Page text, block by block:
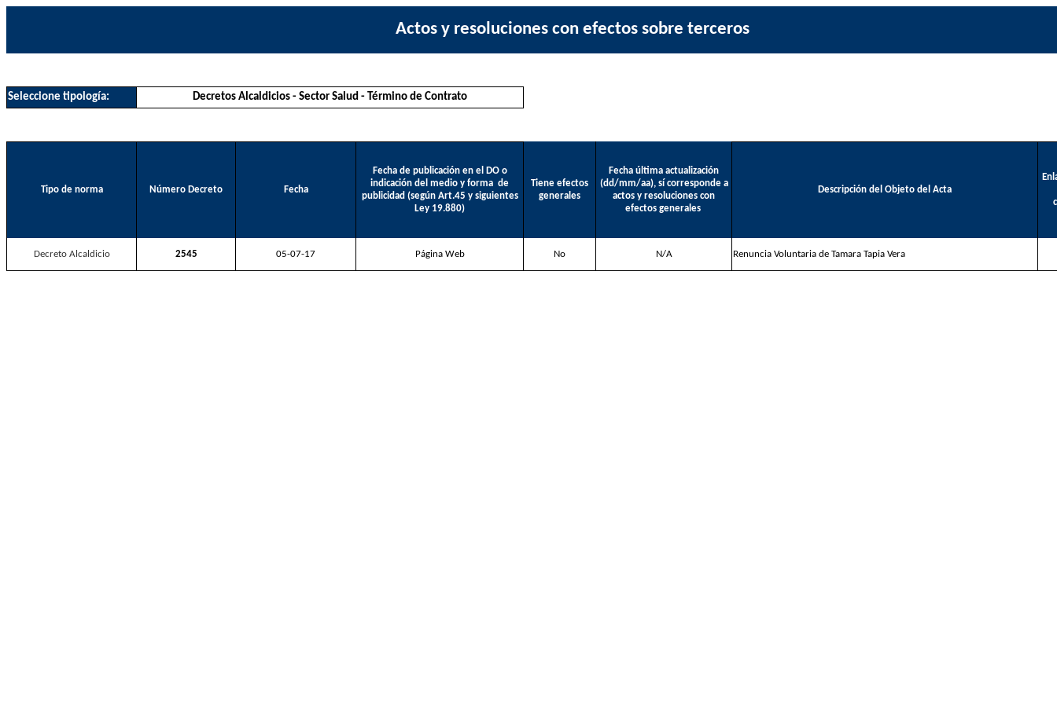
Actos y resoluciones con efectos sobre terceros
Seleccione tipología: Decretos Alcaldicios - Sector Salud - Término de Contrato
Tipo de norma Número Decreto Fecha
Fecha de publicación en el DO o
indicación del medio y forma de
publicidad (según Art.45 y siguientes
Ley 19.880)
Tiene efectos
generales
Fecha última actualización
(dd/mm/aa), sí corresponde a
actos y resoluciones con
efectos generales
Descripción del Objeto del Acta
Decreto Alcaldicio 2545 05-07-17 Página Web No N/A Renuncia Voluntaria de Tamara Tapia Vera